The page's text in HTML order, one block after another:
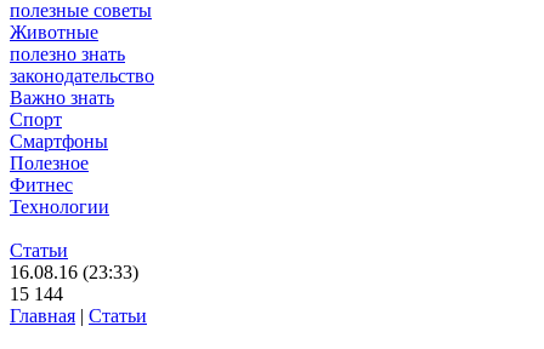
полезные советы
Животные
полезно знать
законодательство
Важно знать
Спорт
Смартфоны
Полезное
Фитнес
Технологии
Статьи
16.08.16 (23:33)
15 144
Главная | Статьи